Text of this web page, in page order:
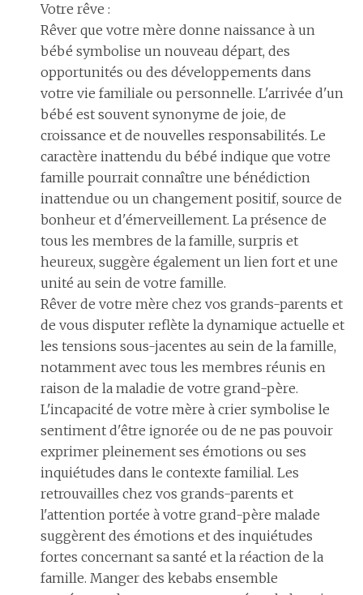
Votre rêve :
Rêver que votre mère donne naissance à un
bébé symbolise un nouveau départ, des
opportunités ou des développements dans
votre vie familiale ou personnelle. L'arrivée d'un
bébé est souvent synonyme de joie, de
croissance et de nouvelles responsabilités. Le
caractère inattendu du bébé indique que votre
famille pourrait connaître une bénédiction
inattendue ou un changement positif, source de
bonheur et d'émerveillement. La présence de
tous les membres de la famille, surpris et
heureux, suggère également un lien fort et une
unité au sein de votre famille.
Rêver de votre mère chez vos grands-parents et
de vous disputer reflète la dynamique actuelle et
les tensions sous-jacentes au sein de la famille,
notamment avec tous les membres réunis en
raison de la maladie de votre grand-père.
L'incapacité de votre mère à crier symbolise le
sentiment d'être ignorée ou de ne pas pouvoir
exprimer pleinement ses émotions ou ses
inquiétudes dans le contexte familial. Les
retrouvailles chez vos grands-parents et
l'attention portée à votre grand-père malade
suggèrent des émotions et des inquiétudes
fortes concernant sa santé et la réaction de la
famille. Manger des kebabs ensemble